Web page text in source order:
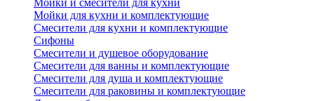
Мойки и смесители для кухни
Мойки для кухни и комплектующие
Смесители для кухни и комплектующие
Сифоны
Смесители и душевое оборудование
Смесители для ванны и комплектующие
Смесители для душа и комплектующие
Смесители для раковины и комплектующие